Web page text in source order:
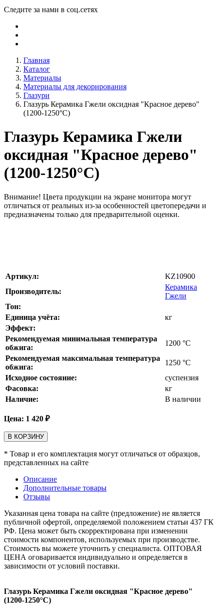
Следите за нами в соц.сетях
Главная
Каталог
Материалы
Материалы для декорирования
Глазури
Глазурь Керамика Гжели оксидная "Красное дерево"
(1200-1250°С)
Глазурь Керамика Гжели
оксидная "Красное дерево"
(1200-1250°С)
Внимание! Цвета продукции на экране монитора могут
отличаться от реальных из-за особенностей цветопередачи и
предназначены только для предварительной оценки.
Артикул:
KZ10900
Производитель:
Керамика
Гжели
Тон:
Единица учёта:
кг
Эффект:
Рекомендуемая минимальная температура
обжига:
1200 °С
Рекомендуемая максимальная температура
обжига:
1250 °С
Исходное состояние:
суспензия
Фасовка:
кг
Наличие:
В наличии
Цена: 1 420 ₽
В КОРЗИНУ
* Товар и его комплектация могут отличаться от образцов,
представленных на сайте
Описание
Дополнительные товары
Отзывы
Указанная цена товара на сайте (предложение) не является
публичной офертой, определяемой положением статьи 437 ГК
РФ. Цена может быть скорректирована при изменении
стоимости компонентов, используемых при производстве.
Стоимость вы можете уточнить у специалиста. ОПТОВАЯ
ЦЕНА оговаривается индивидуально и определяется в
зависимости от условий поставки.
Глазурь Керамика Гжели оксидная "Красное дерево"
(1200-1250°С)